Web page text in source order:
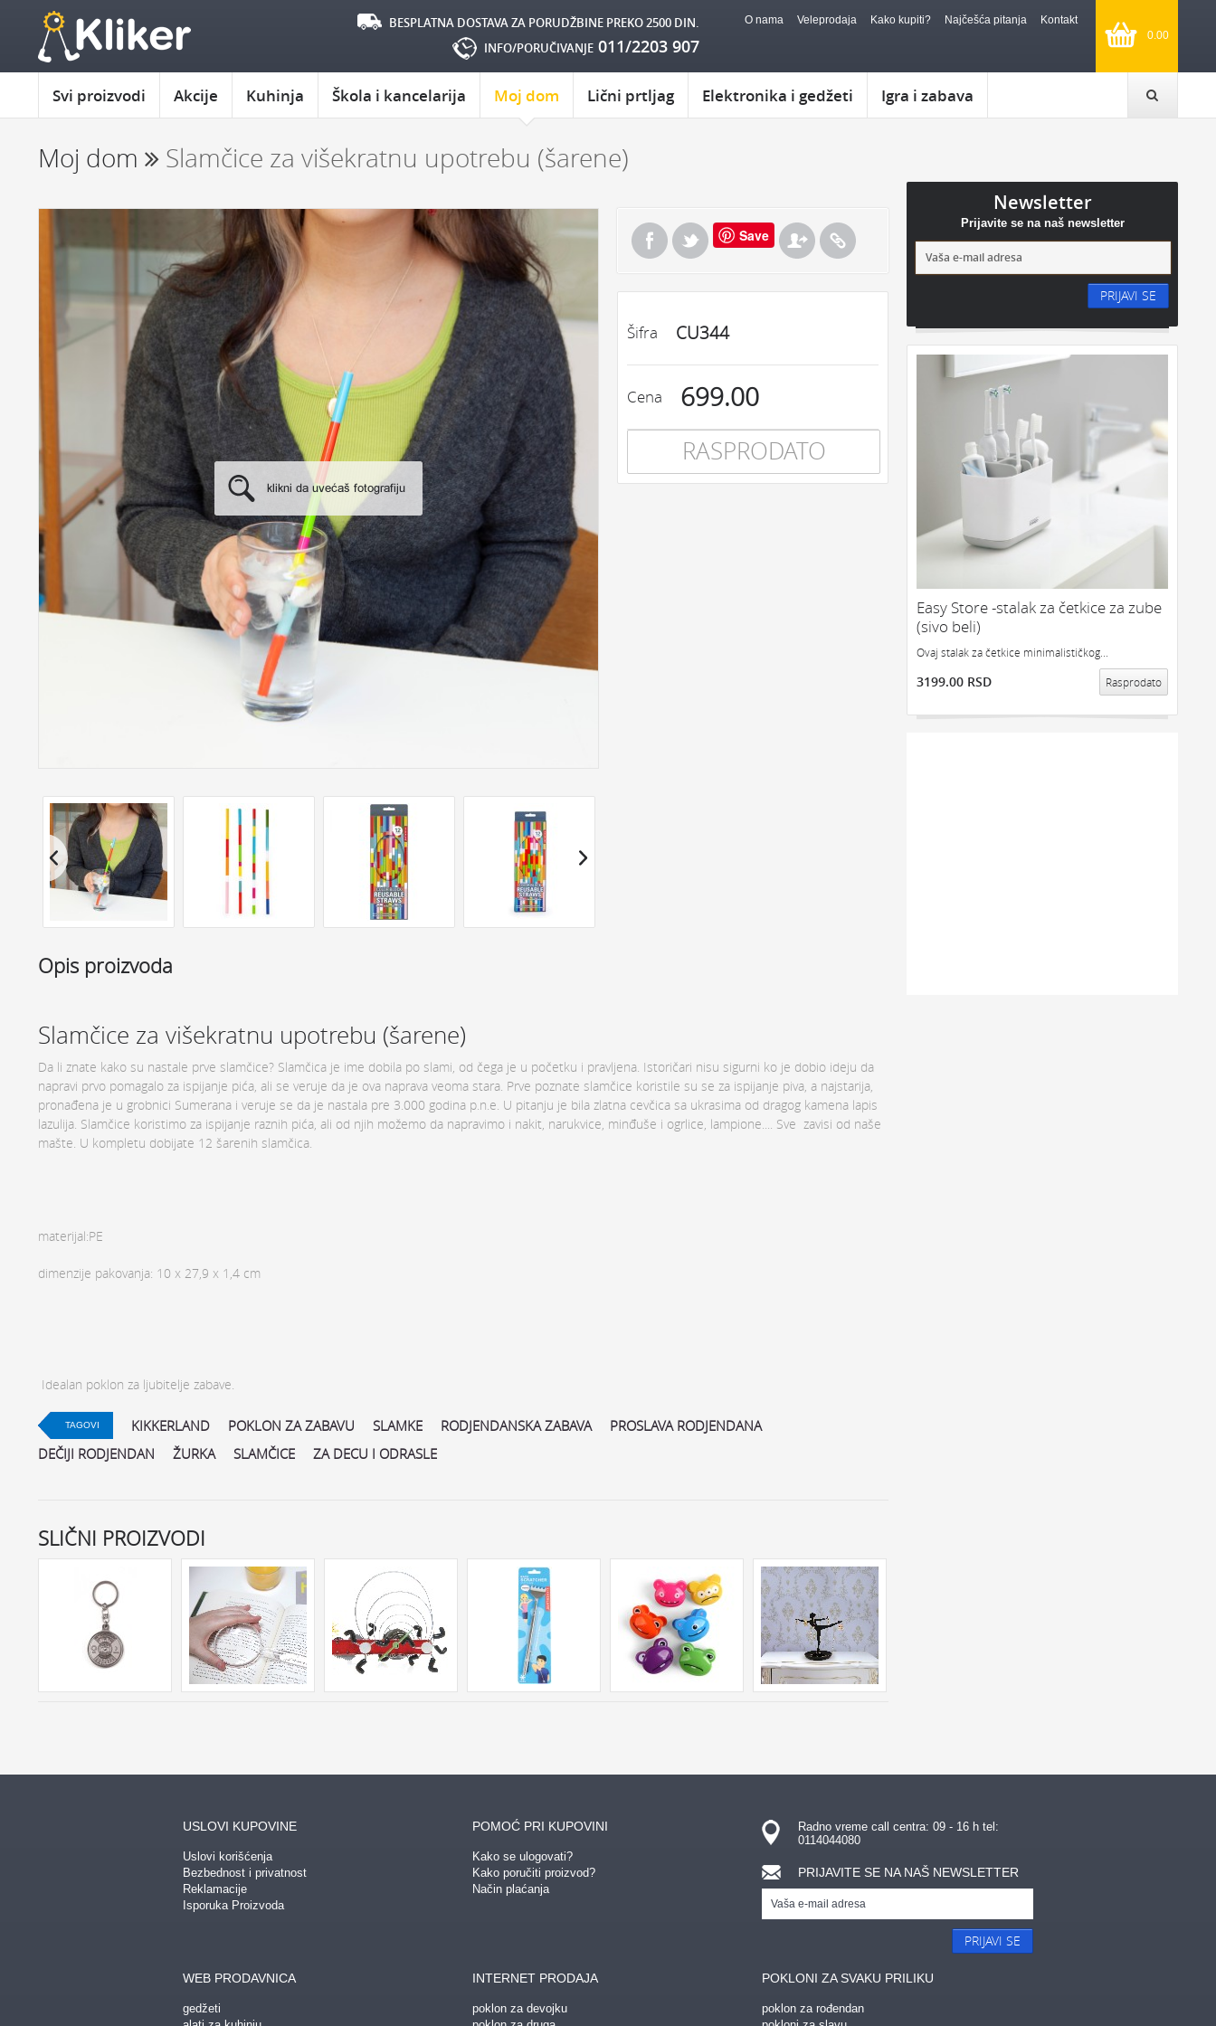
0.00
O nama Veleprodaja Kako kupiti? Najčešća pitanja Kontakt
BESPLATNA DOSTAVA ZA PORUDŽBINE PREKO 2500 DIN.
INFO/PORUČIVANJE 011/2203 907
Svi proizvodi Akcije Kuhinja Škola i kancelarija Moj dom Lični prtljag Elektronika i gedžeti Igra i zabava
Moj dom Slamčice za višekratnu upotrebu (šarene)
Save
Šifra CU344
Cena 699.00
RASPRODATO
Opis proizvoda
Slamčice za višekratnu upotrebu (šarene)
Da li znate kako su nastale prve slamčice? Slamčica je ime dobila po slami, od čega je u početku i pravljena. Istoričari nisu sigurni ko je dobio ideju da
napravi prvo pomagalo za ispijanje pića, ali se veruje da je ova naprava veoma stara. Prve poznate slamčice koristile su se za ispijanje piva, a najstarija,
pronađena je u grobnici Sumerana i veruje se da je nastala pre 3.000 godina p.n.e. U pitanju je bila zlatna cevčica sa ukrasima od dragog kamena lapis
lazulija. Slamčice koristimo za ispijanje raznih pića, ali od njih možemo da napravimo i nakit, narukvice, minđuše i ogrlice, lampione.... Sve zavisi od naše
mašte. U kompletu dobijate 12 šarenih slamčica.
materijal:PE
dimenzije pakovanja: 10 x 27,9 x 1,4 cm
Idealan poklon za ljubitelje zabave.
TAGOVI KIKKERLAND POKLON ZA ZABAVU SLAMKE RODJENDANSKA ZABAVA
PROSLAVA RODJENDANA
DEČIJI RODJENDAN
ŽURKA SLAMČICE ZA DECU I ODRASLE
SLIČNI PROIZVODI
Newsletter
Prijavite se na naš newsletter
PRIJAVI SE
Easy Store -stalak za četkice za zube
(sivo beli)
Ovaj stalak za četkice minimalističkog...
3199.00 RSD Rasprodato
USLOVI KUPOVINE
Uslovi korišćenja
Bezbednost i privatnost
Reklamacije
Isporuka Proizvoda
POMOĆ PRI KUPOVINI
Kako se ulogovati?
Kako poručiti proizvod?
Način plaćanja
Radno vreme call centra: 09 - 16 h tel:
0114044080
PRIJAVITE SE NA NAŠ NEWSLETTER
PRIJAVI SE
WEB PRODAVNICA
gedžeti
INTERNET PRODAJA
poklon za devojku
POKLONI ZA SVAKU PRILIKU
poklon za rođendan